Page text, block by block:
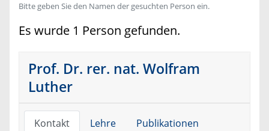
Bitte geben Sie den Namen der gesuchten Person ein.
Es wurde 1 Person gefunden.
Prof. Dr. rer. nat. Wolfram
Luther
Kontakt Lehre Publikationen